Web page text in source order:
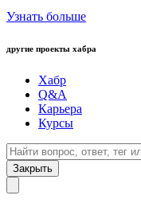
Узнать больше
другие проекты хабра
Хабр
Q&A
Карьера
Курсы
Закрыть